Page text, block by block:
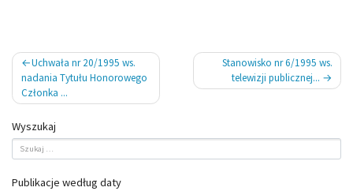
Nawigacja
wpisu
Uchwała nr 20/1995 ws.
nadania Tytułu Honorowego
Członka ...
Stanowisko nr 6/1995 ws.
telewizji publicznej...
Wyszukaj
Publikacje według daty